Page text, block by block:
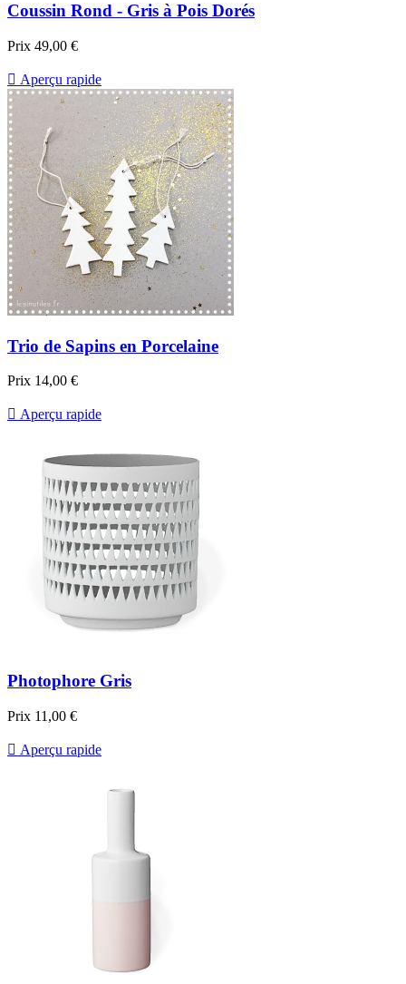
Coussin Rond - Gris à Pois Dorés
Prix 49,00 €
 Aperçu rapide
Trio de Sapins en Porcelaine
Prix 14,00 €
 Aperçu rapide
Photophore Gris
Prix 11,00 €
 Aperçu rapide